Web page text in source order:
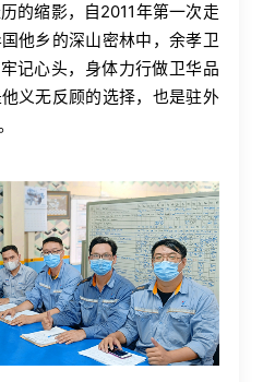
的缩影，自2011年第一次走
他乡的深山密林中，余孝卫
记心头，身体力行做卫华品
义无反顾的选择，也是驻外